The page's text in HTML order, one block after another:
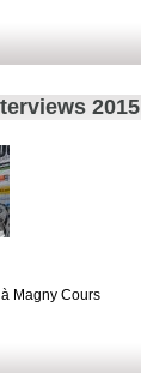
2015
à Magny Cours